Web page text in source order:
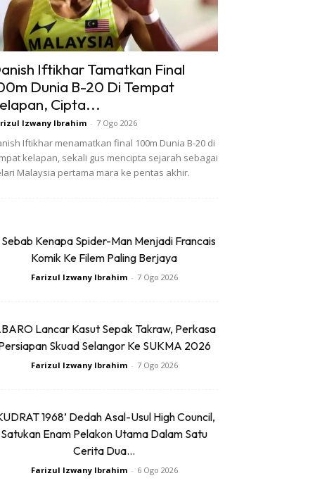
Iftikhar Tamatkan Final
Dunia B-20 Di Tempat
Cipta...
Izwany Ibrahim - 7 Ogo 2026
Iftikhar menamatkan final 100m Dunia B-20 di
kelapan, sekali gus mencipta sejarah sebagai
Malaysia pertama mara ke pentas akhir.
Kenapa Spider-Man Menjadi Francais
Komik Ke Filem Paling Berjaya
Farizul Izwany Ibrahim - 7 Ogo 2026
Lancar Kasut Sepak Takraw, Perkasa
Skuad Selangor Ke SUKMA 2026
Farizul Izwany Ibrahim - 7 Ogo 2026
1968’ Dedah Asal-Usul High Council,
Satukan Enam Pelakon Utama Dalam Satu
Cerita Dua...
Farizul Izwany Ibrahim - 6 Ogo 2026